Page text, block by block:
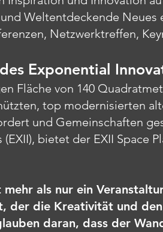
Weltentdeckende
Netzwerktreffen,
Exponential
Fläche von 140
top modernisierten
und Gemeinschaften
bietet der EXII Space
als nur ein
der die Kreativität und
daran, dass der